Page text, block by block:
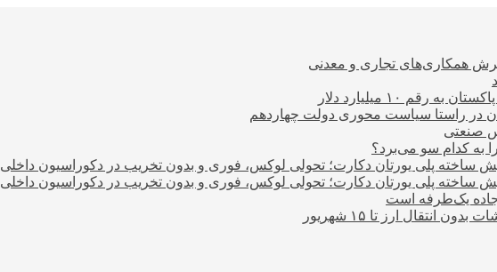
همکاری‌های تجاری و معدنی
۱۰ میلیارد دلار
در راستا سیاست محوری دولت چهاردهم
صنعتی
به کدام سو می‌برد؟
پیش ساخته پلی یورتان دکارت؛ تحولی لوکس، فوری و بدون تخریب در دکوراسیون داخلی
پیش ساخته پلی یورتان دکارت؛ تحولی لوکس، فوری و بدون تخریب در دکوراسیون داخلی
انتقال ارز تا ۱۵ شهریور